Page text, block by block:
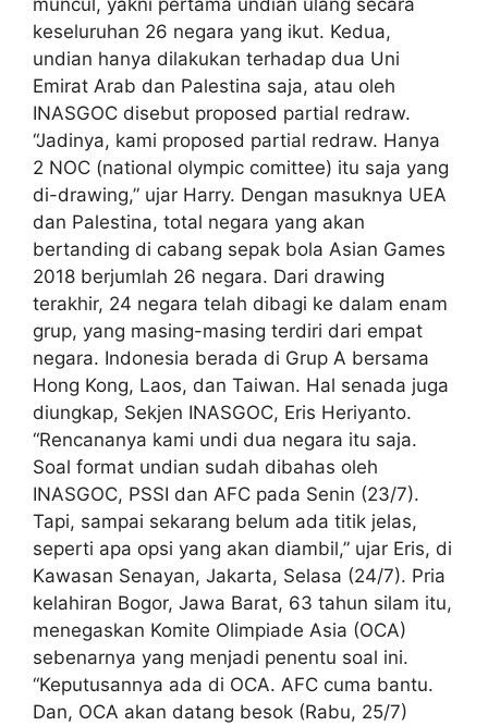
muncul, yakni pertama undian ulang secara
keseluruhan 26 negara yang ikut. Kedua,
undian hanya dilakukan terhadap dua Uni
Emirat Arab dan Palestina saja, atau oleh
INASGOC disebut proposed partial redraw.
“Jadinya, kami proposed partial redraw. Hanya
2 NOC (national olympic comittee) itu saja yang
di-drawing,” ujar Harry. Dengan masuknya UEA
dan Palestina, total negara yang akan
bertanding di cabang sepak bola Asian Games
2018 berjumlah 26 negara. Dari drawing
terakhir, 24 negara telah dibagi ke dalam enam
grup, yang masing-masing terdiri dari empat
negara. Indonesia berada di Grup A bersama
Hong Kong, Laos, dan Taiwan. Hal senada juga
diungkap, Sekjen INASGOC, Eris Heriyanto.
“Rencananya kami undi dua negara itu saja.
Soal format undian sudah dibahas oleh
INASGOC, PSSI dan AFC pada Senin (23/7).
Tapi, sampai sekarang belum ada titik jelas,
seperti apa opsi yang akan diambil,” ujar Eris, di
Kawasan Senayan, Jakarta, Selasa (24/7). Pria
kelahiran Bogor, Jawa Barat, 63 tahun silam itu,
menegaskan Komite Olimpiade Asia (OCA)
sebenarnya yang menjadi penentu soal ini.
“Keputusannya ada di OCA. AFC cuma bantu.
Dan, OCA akan datang besok (Rabu, 25/7)